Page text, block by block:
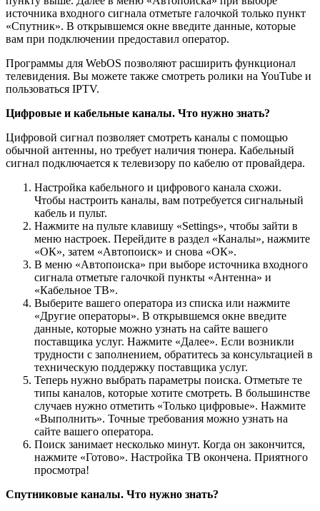
источника входного сигнала отметьте галочкой только пункт
«Спутник». В открывшемся окне введите данные, которые
вам при подключении предоставил оператор.
Программы для WebOS позволяют расширить функционал
телевидения. Вы можете также смотреть ролики на YouTube и
пользоваться IPTV.
Цифровые и кабельные каналы. Что нужно знать?
Цифровой сигнал позволяет смотреть каналы с помощью
обычной антенны, но требует наличия тюнера. Кабельный
сигнал подключается к телевизору по кабелю от провайдера.
Настройка кабельного и цифрового канала схожи.
Чтобы настроить каналы, вам потребуется сигнальный
кабель и пульт.
Нажмите на пульте клавишу «Settings», чтобы зайти в
меню настроек. Перейдите в раздел «Каналы», нажмите
«ОК», затем «Автопоиск» и снова «ОК».
В меню «Автопоиска» при выборе источника входного
сигнала отметьте галочкой пункты «Антенна» и
«Кабельное ТВ».
Выберите вашего оператора из списка или нажмите
«Другие операторы». В открывшемся окне введите
данные, которые можно узнать на сайте вашего
поставщика услуг. Нажмите «Далее». Если возникли
трудности с заполнением, обратитесь за консультацией в
техническую поддержку поставщика услуг.
Теперь нужно выбрать параметры поиска. Отметьте те
типы каналов, которые хотите смотреть. В большинстве
случаев нужно отметить «Только цифровые». Нажмите
«Выполнить». Точные требования можно узнать на
сайте вашего оператора.
Поиск занимает несколько минут. Когда он закончится,
нажмите «Готово». Настройка ТВ окончена. Приятного
просмотра!
Спутниковые каналы. Что нужно знать?